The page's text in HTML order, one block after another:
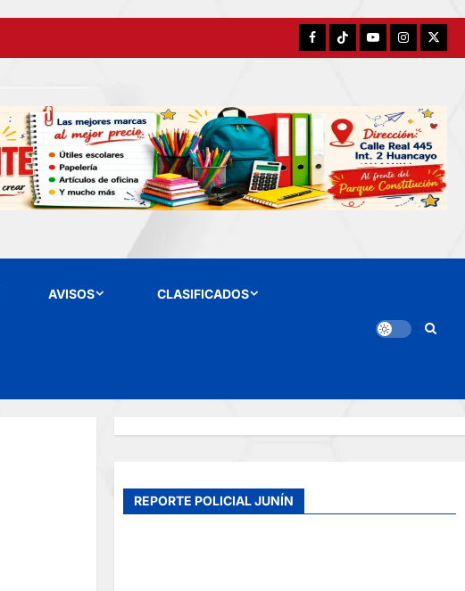
FacebookTikTokYouTubeInstagram
X
AVISOS CLASIFICADOS
REPORTE POLICIAL JUNÍN